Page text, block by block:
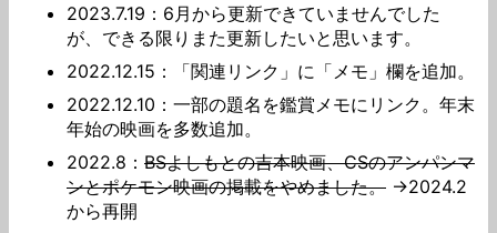
2023.7.19：6月から更新できていませんでした
が、できる限りまた更新したいと思います。
2022.12.15：「関連リンク」に「メモ」欄を追加。
2022.12.10：一部の題名を鑑賞メモにリンク。年末
年始の映画を多数追加。
2022.8： BSよしもとの吉本映画、CSのアンパンマ
ンとポケモン映画の掲載をやめました。 →2024.2
から再開